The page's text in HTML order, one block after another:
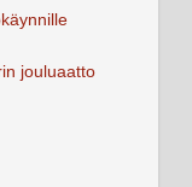
jouluaatto